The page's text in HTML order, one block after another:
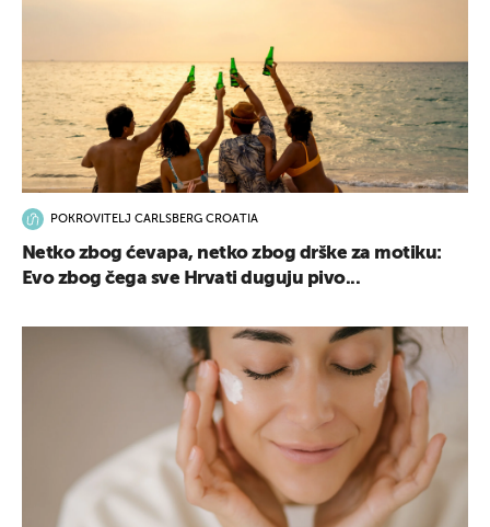
POKROVITELJ CARLSBERG CROATIA
Netko zbog ćevapa, netko zbog drške za motiku:
Evo zbog čega sve Hrvati duguju pivo...